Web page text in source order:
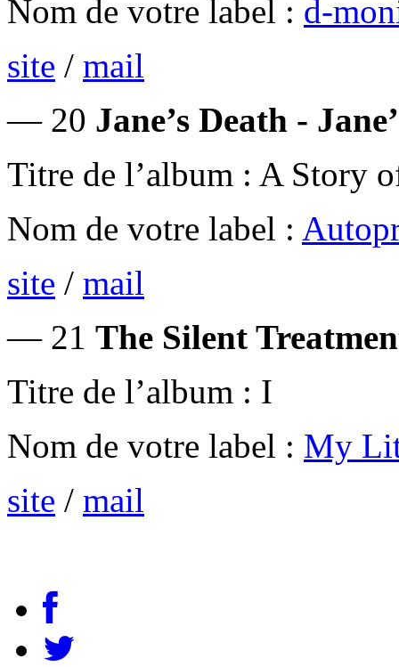
Nom de votre label : d-
site / mail
— 20 Jane’s Death -
Titre de l’album : A Story
Nom de votre label :
site / mail
— 21 The Silent
Titre de l’album : I
Nom de votre label : My
site / mail